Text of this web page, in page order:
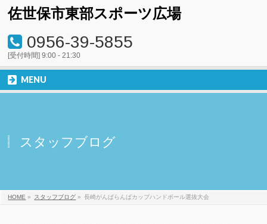
佐世保市東部スポーツ広場
0956-39-5855
[受付時間] 9:00 - 21:30
MENU
スタッフブログ
HOME » スタッフブログ » 長崎がんばらんばカップハンドボール選抜大会